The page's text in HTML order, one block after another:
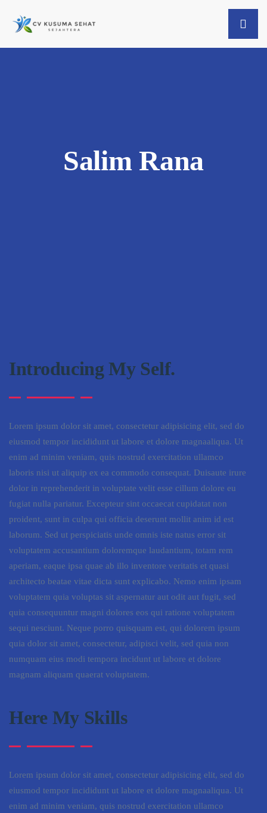
Salim Rana
Introducing My Self.
Lorem ipsum dolor sit amet, consectetur adipisicing elit, sed do
eiusmod tempor incididunt ut labore et dolore magnaaliqua. Ut
enim ad minim veniam, quis nostrud exercitation ullamco
laboris nisi ut aliquip ex ea commodo consequat. Duisaute irure
dolor in reprehenderit in voluptate velit esse cillum dolore eu
fugiat nulla pariatur. Excepteur sint occaecat cupidatat non
proident, sunt in culpa qui officia deserunt mollit anim id est
laborum. Sed ut perspiciatis unde omnis iste natus error sit
voluptatem accusantium doloremque laudantium, totam rem
aperiam, eaque ipsa quae ab illo inventore veritatis et quasi
architecto beatae vitae dicta sunt explicabo. Nemo enim ipsam
voluptatem quia voluptas sit aspernatur aut odit aut fugit, sed
quia consequuntur magni dolores eos qui ratione voluptatem
sequi nesciunt. Neque porro quisquam est, qui dolorem ipsum
quia dolor sit amet, consectetur, adipisci velit, sed quia non
numquam eius modi tempora incidunt ut labore et dolore
magnam aliquam quaerat voluptatem.
Here My Skills
Lorem ipsum dolor sit amet, consectetur adipisicing elit, sed do
eiusmod tempor incididunt ut labore et dolore magnaaliqua. Ut
enim ad minim veniam, quis nostrud exercitation ullamco